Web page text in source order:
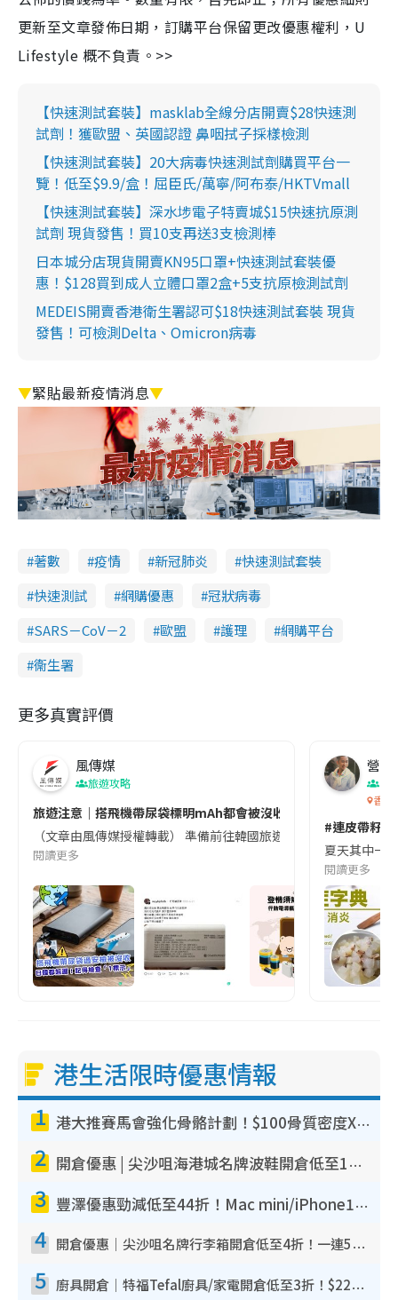
更新至文章發佈日期，訂購平台保留更改優惠權利，U
Lifestyle 概不負責。>>
【快速測試套裝】masklab全線分店開賣$28快速測
試劑！獲歐盟、英國認證 鼻咽拭子採樣檢測
【快速測試套裝】20大病毒快速測試劑購買平台一
覽！低至$9.9/盒！屈臣氏/萬寧/阿布泰/HKTVmall
【快速測試套裝】深水埗電子特賣城$15快速抗原測
試劑 現貨發售！買10支再送3支檢測棒
日本城分店現貨開賣KN95口罩+快速測試套裝優
惠！$128買到成人立體口罩2盒+5支抗原檢測試劑
MEDEIS開賣香港衛生署認可$18快速測試套裝 現貨
發售！可檢測Delta、Omicron病毒
▼緊貼最新疫情消息▼
著數 疫情 新冠肺炎
快速測試套裝
快速測試
網購優惠
冠狀病毒
SARS－CoV－2
歐盟 護理
網購平台
衞生署
更多真實評價
風傳媒
旅遊攻略
旅遊注意｜搭飛機帶尿袋標明mAh都會被沒收😱出發前切記檢查
（文章由風傳媒授權轉載） 準備前往韓國旅遊的民眾，近期要
閱讀更多
營養
香港
#連皮帶籽
夏天其中一
閱讀更多
港生活限時優惠情報
1 港大推賽馬會強化骨骼計劃！$100骨質密度X光檢查 完成免費運動訓練送超市禮券！附參加資格
2 開倉優惠 | 尖沙咀海港城名牌波鞋開倉低至1折！On鞋$899起／Joy&Peace鞋履$98起
3 豐澤優惠勁減低至44折！Mac mini/iPhone17Pro大減價！廚房家電$220起
4 開倉優惠｜尖沙咀名牌行李箱開倉低至4折！一連5日 American Tourister/ace./Hallmark $200起！
5 廚具開倉｜特福Tefal廚具/家電開倉低至3折！$220起買平底鍋/炒鑊/湯煲！電飯煲/吸塵機/燙斗$418起